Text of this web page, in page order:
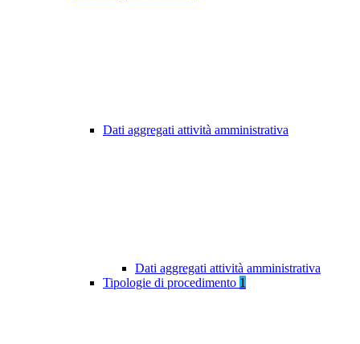
Dati aggregati attività amministrativa
Dati aggregati attività amministrativa
Tipologie di procedimento 1